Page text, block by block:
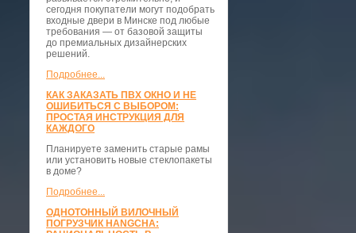
сегодня покупатели могут подобрать
входные двери в Минске под любые
требования — от базовой защиты
до премиальных дизайнерских
решений.
Подробнее...
КАК ЗАКАЗАТЬ ПВХ ОКНО И НЕ
ОШИБИТЬСЯ С ВЫБОРОМ:
ПРОСТАЯ ИНСТРУКЦИЯ ДЛЯ
КАЖДОГО
Планируете заменить старые рамы
или установить новые стеклопакеты
в доме?
Подробнее...
ОДНОТОННЫЙ ВИЛОЧНЫЙ
ПОГРУЗЧИК HANGCHA: